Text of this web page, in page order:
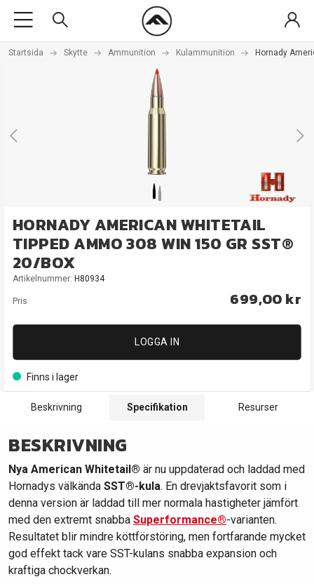
Startsida Skytte Ammunition Kulammunition Hornady
HORNADY AMERICAN WHITETAIL
TIPPED AMMO 308 WIN 150 GR SST®
20/BOX
Artikelnummer: H80934
Pris 699,00 kr
LOGGA IN
Finns i lager
Beskrivning Specifikation Resurser
BESKRIVNING
Nya American Whitetail® är nu uppdaterad och laddad med
Hornadys välkända SST®-kula. En drevjaktsfavorit som i
denna version är laddad till mer normala hastigheter jämfört
med den extremt snabba Superformance®-varianten.
Resultatet blir mindre köttförstöring, men fortfarande mycket
god effekt tack vare SST-kulans snabba expansion och
kraftiga chockverkan.